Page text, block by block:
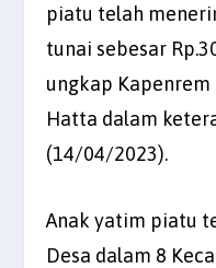
piatu telah
tunai sebesar
ungkap Kapenrem
Hatta dalam
(14/04/2023).
Anak yatim piatu
Desa dalam 8